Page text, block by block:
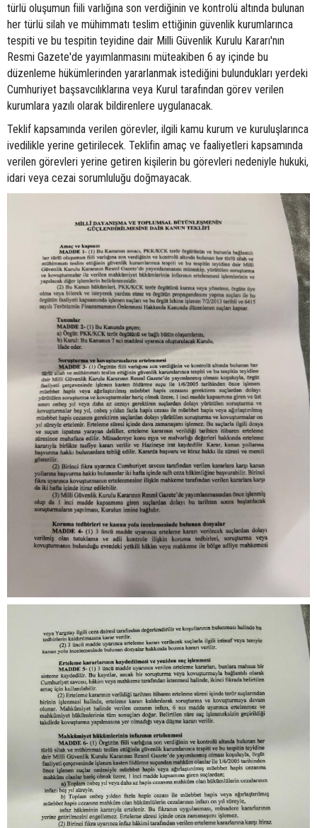
türlü oluşumun fiili varlığına son verdiğinin ve kontrolü altında bulunan
her türlü silah ve mühimmatı teslim ettiğinin güvenlik kurumlarınca
tespiti ve bu tespitin teyidine dair Milli Güvenlik Kurulu Kararı'nın
Resmi Gazete'de yayımlanmasını müteakiben 6 ay içinde bu
düzenleme hükümlerinden yararlanmak istediğini bulundukları yerdeki
Cumhuriyet başsavcılıklarına veya Kurul tarafından görev verilen
kurumlara yazılı olarak bildirenlere uygulanacak.
Teklif kapsamında verilen görevler, ilgili kamu kurum ve kuruluşlarınca
ivedilikle yerine getirilecek. Teklifin amaç ve faaliyetleri kapsamında
verilen görevleri yerine getiren kişilerin bu görevleri nedeniyle hukuki,
idari veya cezai sorumluluğu doğmayacak.